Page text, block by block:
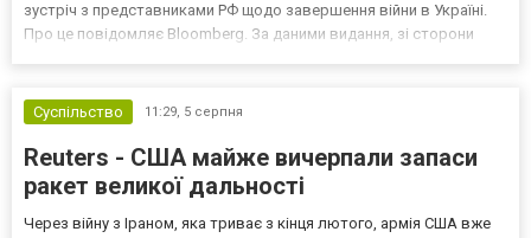
зустріч з представниками РФ щодо завершення війни в Україні.
Про це повідомляє Bloomberg. За даними видання, зі сторони
Суспільство
11:29, 5 серпня
Reuters - США майже вичерпали запаси
ракет великої дальності
Через війну з Іраном, яка триває з кінця лютого, армія США вже